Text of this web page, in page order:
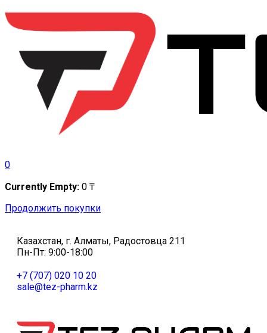
0
Currently Empty: 0 ₸
Продолжить покупки
Казахстан, г. Алматы, Радостовца 211
Пн-Пт: 9:00-18:00
+7 (707) 020 10 20
sale@tez-pharm.kz